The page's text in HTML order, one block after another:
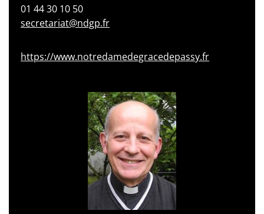
01 44 30 10 50
secretariat@ndgp.fr
https://www.notredamedegracedepassy.fr